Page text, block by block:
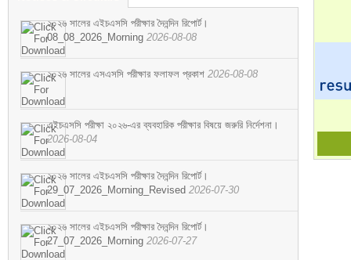
২০২৬ সালের এইচএসসি পরীক্ষার দৈনন্দিন রিপোর্ট।
08_08_2026_Morning 2026-08-08
২০২৬ সালের এসএসসি পরীক্ষার ফলাফল প্রকাশ 2026-08-08
এইচএসসি পরীক্ষা ২০২৬-এর ব্যবহারিক পরীক্ষার বিষয়ে জরুরি নির্দেশনা।
2026-08-04
২০২৬ সালের এইচএসসি পরীক্ষার দৈনন্দিন রিপোর্ট।
29_07_2026_Morning_Revised 2026-07-30
২০২৬ সালের এইচএসসি পরীক্ষার দৈনন্দিন রিপোর্ট।
27_07_2026_Morning 2026-07-27